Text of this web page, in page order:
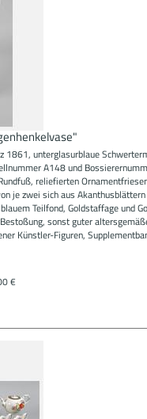
1861, unterglasurblaue
A148 und
reliefierten
je zwei sich aus
Teilfond, Goldstaffage und
sonst guter
Künstler-Figuren,
€